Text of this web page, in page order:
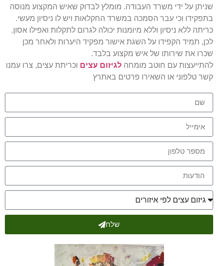
שניתן על ידי משרד העבודה. מומלץ לבדוק שאיש המקצוע מנוסה
בתפקידו וכי עבר הסמכה במשרד החקלאות ויש לו ניסיון מעשי.
כריתה ללא ניסיון וללא מיומנות יכולה לגרום לתקלות ואפילו אסון.
לכן, תמיד הקפידו על השגת אישור מפקיד היערות ולאחר מכן
שכרו את שירותו של איש מקצוע בלבד.
להתייעצות עם חוטב מומחה לגיזום עצים וכריתת עצים, צרו עמנו
קשר טלפוני או השאירו פרטים באתרץ
שלח